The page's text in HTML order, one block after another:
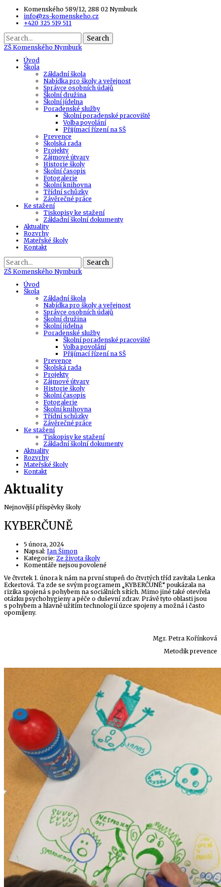
Komenského 589/12, 288 02 Nymburk
info@zs-komenskeho.cz
+420 325 519 511
Search
ZŠ Komenského Nymburk
Úvod
Škola
Základní škola
Nabídka pro školy a veřejnost
Správce osobních údajů
Školní družina
Školní jídelna
Poradenské služby
Školní poradenské pracoviště
Volba povolání
Přijímací řízení na SŠ
Prevence
Školská rada
Projekty
Zájmové útvary
Historie školy
Školní časopis
Fotogalerie
Školní knihovna
Třídní schůzky
Závěrečné práce
Ke stažení
Tiskopisy ke stažení
Základní školní dokumenty
Aktuality
Rozvrhy
Mateřské školy
Kontakt
Search
ZŠ Komenského Nymburk
Úvod
Škola
Základní škola
Nabídka pro školy a veřejnost
Správce osobních údajů
Školní družina
Školní jídelna
Poradenské služby
Školní poradenské pracoviště
Volba povolání
Přijímací řízení na SŠ
Prevence
Školská rada
Projekty
Zájmové útvary
Historie školy
Školní časopis
Fotogalerie
Školní knihovna
Třídní schůzky
Závěrečné práce
Ke stažení
Tiskopisy ke stažení
Základní školní dokumenty
Aktuality
Rozvrhy
Mateřské školy
Kontakt
Aktuality
Nejnovější příspěvky školy
KYBERČUNĚ
5 února, 2024
Napsal: Author
Jan Šimon
Kategorie: Ze života školy
Komentáře nejsou povolené
s
názvem
KYBERČUNĚ
Ve čtvrtek 1. února k nám na první stupeň do čtvrtých tříd zavítala Lenka
Eckertová. Ta zde se svým programem „KYBERČUNĚ“ poukázala na
rizika spojená s pohybem na sociálních sítích. Mimo jiné také otevřela
otázku psychohygieny a péče o duševní zdrav. Právě tyto oblasti jsou
s pohybem a hlavně užitím technologií úzce spojeny a možná i často
opomíjeny.
Mgr. Petra Kořínková
Metodik prevence